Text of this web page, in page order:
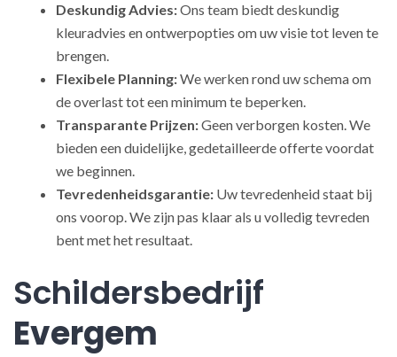
Deskundig Advies:Ons team biedt deskundig
kleuradvies en ontwerpopties om uw visie tot leven te
brengen.
Flexibele Planning:We werken rond uw schema om
de overlast tot een minimum te beperken.
Transparante Prijzen:Geen verborgen kosten. We
bieden een duidelijke, gedetailleerde offerte voordat
we beginnen.
Tevredenheidsgarantie: Uw tevredenheid staat bij
ons voorop. We zijn pas klaar als u volledig tevreden
bent met het resultaat.
Schildersbedrijf
Evergem